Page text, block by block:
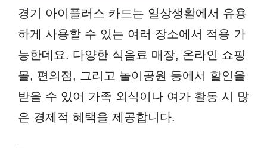
경기 아이플러스 카드는 일상생활에서 유용
하게 사용할 수 있는 여러 장소에서 적용 가
능한데요. 다양한 식음료 매장, 온라인 쇼핑
몰, 편의점, 그리고 놀이공원 등에서 할인을
받을 수 있어 가족 외식이나 여가 활동 시 많
은 경제적 혜택을 제공합니다.